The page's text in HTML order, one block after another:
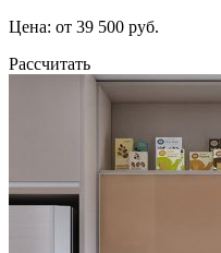
Цена: от 39 500 руб.
Рассчитать